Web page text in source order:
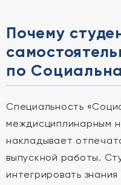
Почему
по
Специальность
междисциплинарным
накладывает
выпускной работы.
интегрировать